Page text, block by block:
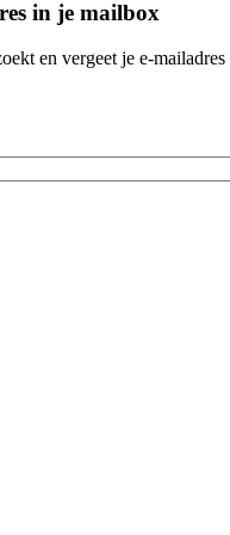
in je mailbox
en vergeet je e-